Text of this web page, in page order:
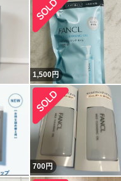
1,500円
700円